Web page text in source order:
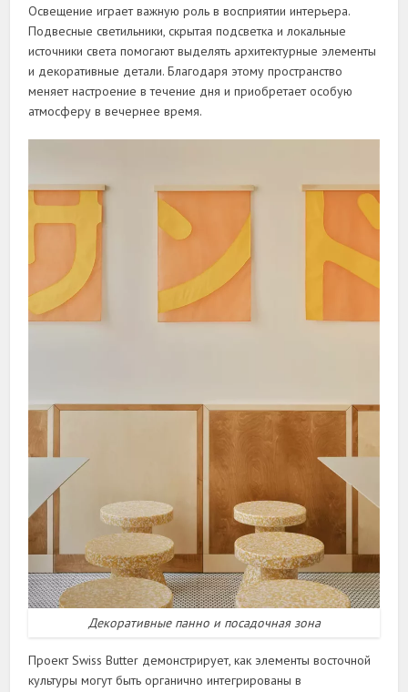
Освещение играет важную роль в восприятии интерьера.
Подвесные светильники, скрытая подсветка и локальные
источники света помогают выделять архитектурные элементы
и декоративные детали. Благодаря этому пространство
меняет настроение в течение дня и приобретает особую
атмосферу в вечернее время.
Декоративные панно и посадочная зона
Проект Swiss Butter демонстрирует, как элементы восточной
культуры могут быть органично интегрированы в